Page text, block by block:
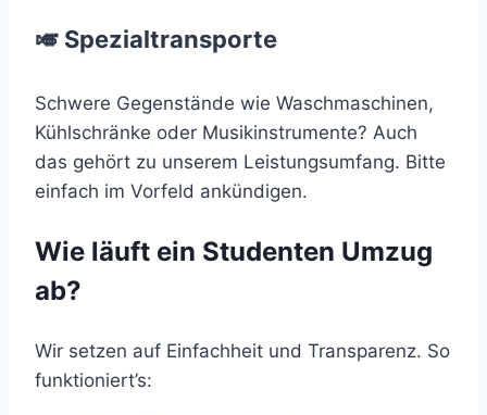
🎺 Spezialtransporte
Schwere Gegenstände wie Waschmaschinen,
Kühlschränke oder Musikinstrumente? Auch
das gehört zu unserem Leistungsumfang. Bitte
einfach im Vorfeld ankündigen.
Wie läuft ein Studenten Umzug
ab?
Wir setzen auf Einfachheit und Transparenz. So
funktioniert’s: